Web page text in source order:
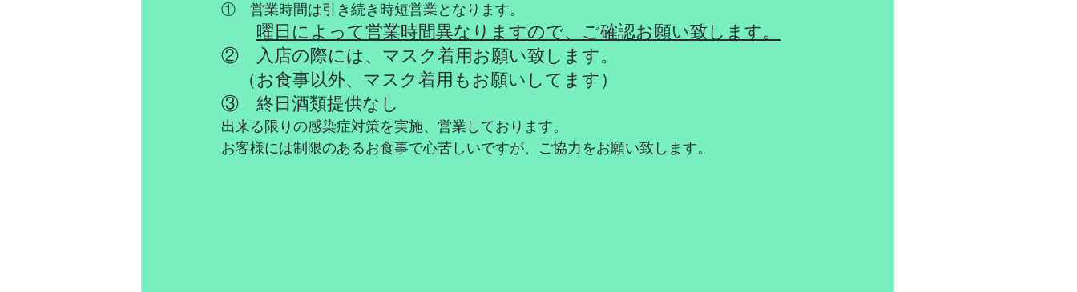
①　営業時間は引き続き時短営業となります。
曜日によって営業時間異なりますので、ご確認お願い致します。
②　入店の際には、マスク着用お願い致します。
（お食事以外、マスク着用もお願いしてます）
③　終日酒類提供なし
出来る限りの感染症対策を実施、営業しております。
お客様には制限のあるお食事で心苦しいですが、ご協力をお願い致します。